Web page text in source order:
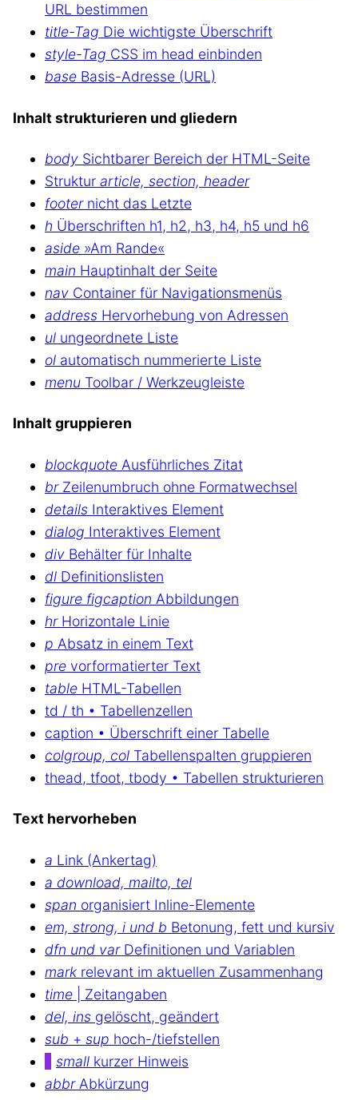
URL bestimmen
title-Tag Die wichtigste Überschrift
style-Tag CSS im head einbinden
base Basis-Adresse (URL)
Inhalt strukturieren und gliedern
body Sichtbarer Bereich der HTML-Seite
Struktur article, section, header
footernicht das Letzte
h Überschriften h1, h2, h3, h4, h5 und h6
aside »Am Rande«
main Hauptinhalt der Seite
nav Container für Navigationsmenüs
address Hervorhebung von Adressen
ul ungeordnete Liste
ol automatisch nummerierte Liste
menu Toolbar / Werkzeugleiste
Inhalt gruppieren
blockquote Ausführliches Zitat
brZeilenumbruch ohne Formatwechsel
details Interaktives Element
dialog Interaktives Element
div Behälter für Inhalte
dl Definitionslisten
figure figcaption Abbildungen
hrHorizontale Linie
p Absatz in einem Text
pre vorformatierter Text
table HTML-Tabellen
td / th • Tabellenzellen
caption • Überschrift einer Tabelle
colgroup, col Tabellenspalten gruppieren
thead, tfoot, tbody • Tabellen strukturieren
Text hervorheben
a Link (Ankertag)
a download, mailto, tel
span organisiert Inline-Elemente
em, strong, i und b Betonung, fett und kursiv
dfn und varDefinitionen und Variablen
mark relevant im aktuellen Zusammenhang
time | Zeitangaben
del, ins gelöscht, geändert
sub + sup hoch-/tiefstellen
small kurzer Hinweis
abbrAbkürzung